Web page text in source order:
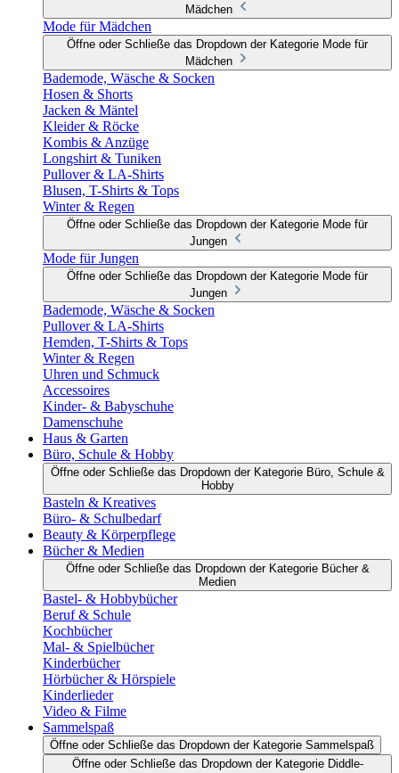
Mädchen
Mode für Mädchen
Öffne oder Schließe das Dropdown der Kategorie Mode für
Mädchen
Bademode, Wäsche & Socken
Hosen & Shorts
Jacken & Mäntel
Kleider & Röcke
Kombis & Anzüge
Longshirt & Tuniken
Pullover & LA-Shirts
Blusen, T-Shirts & Tops
Winter & Regen
Öffne oder Schließe das Dropdown der Kategorie Mode für
Jungen
Mode für Jungen
Öffne oder Schließe das Dropdown der Kategorie Mode für
Jungen
Bademode, Wäsche & Socken
Pullover & LA-Shirts
Hemden, T-Shirts & Tops
Winter & Regen
Uhren und Schmuck
Accessoires
Kinder- & Babyschuhe
Damenschuhe
Haus & Garten
Büro, Schule & Hobby
Öffne oder Schließe das Dropdown der Kategorie Büro, Schule &
Hobby
Basteln & Kreatives
Büro- & Schulbedarf
Beauty & Körperpflege
Bücher & Medien
Öffne oder Schließe das Dropdown der Kategorie Bücher &
Medien
Bastel- & Hobbybücher
Beruf & Schule
Kochbücher
Mal- & Spielbücher
Kinderbücher
Hörbücher & Hörspiele
Kinderlieder
Video & Filme
Sammelspaß
Öffne oder Schließe das Dropdown der Kategorie Sammelspaß
Öffne oder Schließe das Dropdown der Kategorie Diddle-